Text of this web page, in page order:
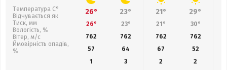
Температура С°
Відчувається як
Тиск, мм
Вологість, %
Вітер, м/с
Ймовірність опадів,
%
26° 23° 21° 29°
26° 23° 21° 30°
762
762 762 762
57
64 67
52
1
3 2
2